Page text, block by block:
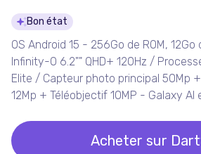
Détails du
Bon état
OS Android 15 - 256Go de ROM, 12Go
Infinity-O 6.2"" QHD+ 120Hz /
Elite / Capteur photo principal 50Mp
12Mp + Téléobjectif 10MP - Galaxy AI
Acheter sur